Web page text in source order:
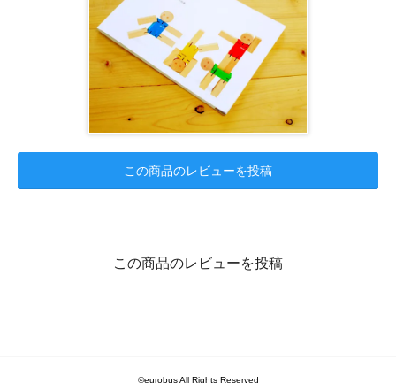
この商品のレビューを投稿
この商品のレビューを投稿
©eurobus All Rights Reserved